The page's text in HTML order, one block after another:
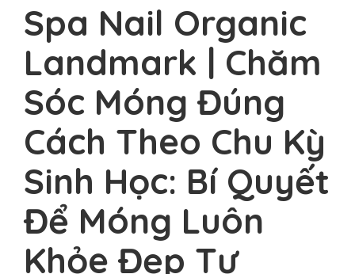
Spa Nail Organic
Landmark | Chăm
Sóc Móng Đúng
Cách Theo Chu Kỳ
Sinh Học: Bí Quyết
Để Móng Luôn
Khỏe Đẹp Tự